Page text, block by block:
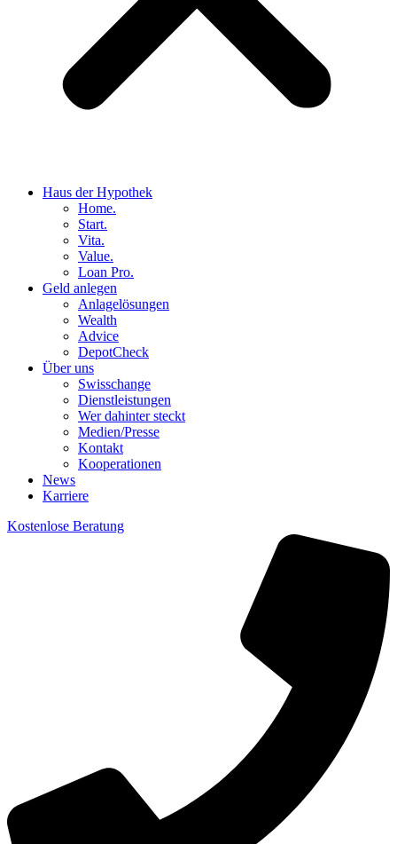
Haus der Hypothek
Home.
Start.
Vita.
Value.
Loan Pro.
Geld anlegen
Anlagelösungen
Wealth
Advice
DepotCheck
Über uns
Swisschange
Dienstleistungen
Wer dahinter steckt
Medien/Presse
Kontakt
Kooperationen
News
Karriere
Kostenlose Beratung